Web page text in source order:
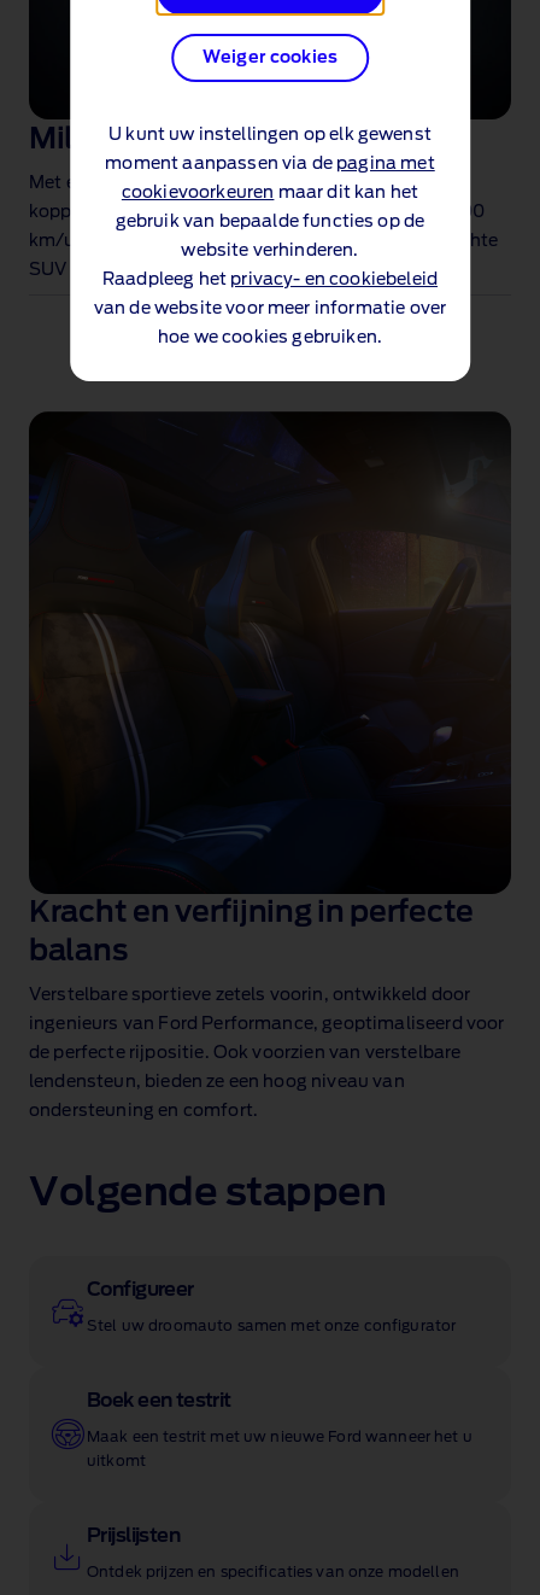
Weiger cookies
U kunt uw instellingen op elk gewenst
moment aanpassen via de pagina met
cookievoorkeuren maar dit kan het
gebruik van bepaalde functies op de
website verhinderen.
Raadpleeg het privacy- en cookiebeleid
van de website voor meer informatie over
hoe we cookies gebruiken.
Mild Hybrid motor
Met een piekvermogen van 160 pk en 248 Nm aan
koppel, kan hij in slechts 7,4 seconden van 0 naar 100
km/u accelereren. Het resultaat? Een prestatiegerichte
SUV die zuinig is en meer dan capabel
Kracht en verfijning in perfecte
balans
Verstelbare sportieve zetels voorin, ontwikkeld door
ingenieurs van Ford Performance, geoptimaliseerd voor
de perfecte rijpositie. Ook voorzien van verstelbare
lendensteun, bieden ze een hoog niveau van
ondersteuning en comfort.
Volgende stappen
Configureer
Stel uw droomauto samen met onze configurator
Boek een testrit
Maak een testrit met uw nieuwe Ford wanneer het u
uitkomt
Prijslijsten
Ontdek prijzen en specificaties van onze modellen